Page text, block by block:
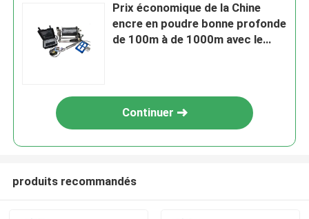
Prix économique de la Chine
encre en poudre bonne profonde
de 100m à de 1000m avec le
Continuer
produits recommandés